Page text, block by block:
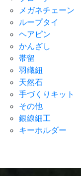
メガネチェーン
ループタイ
ヘアピン
かんざし
帯留
羽織紐
天然石
手づくりキット
その他
銀線細工
キーホルダー